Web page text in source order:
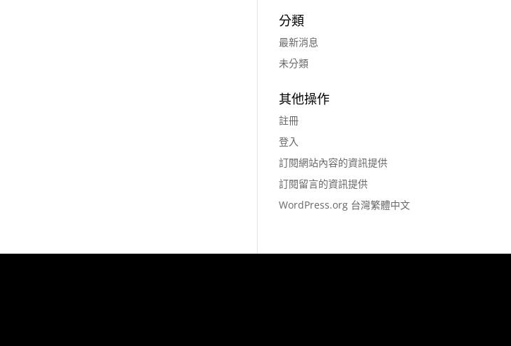
分類
最新消息
未分類
其他操作
註冊
登入
訂閱網站內容的資訊提供
訂閱留言的資訊提供
WordPress.org 台灣繁體中文